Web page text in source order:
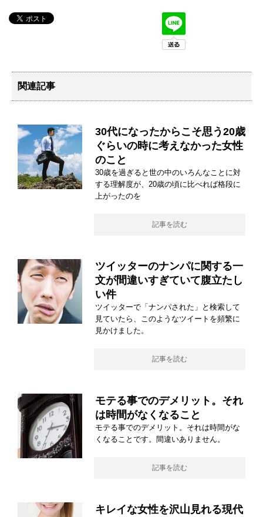
関連記事
30代になったからこそ思う20歳
ぐらいの時に考えなかった女性
のこと
30歳を過ぎると世の中のいろんなことに対
する理解度が、20歳の頃に比べれば格段に
上がったのを
記事を読む
ツイッターのナンパに関する一
文が間違いすぎていて腹立たし
い件
ツイッターで「ナンパされた」と検索して
見ていたら、このようなツイートを頻繁に
見かけました。
記事を読む
モテる事でのデメリット。それ
は時間がなくなること
モテる事でのデメリット。それは時間がな
くなることです。間違いありません。
記事を読む
キレイな女性を沢山見れる現代